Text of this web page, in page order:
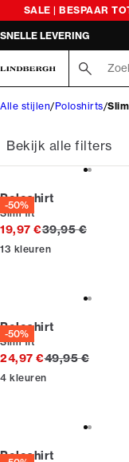
SALE | BESPAAR
SNELLE LEVERING
Alle stijlen Poloshirts
Bekijk alle filters
-50%
Poloshirt
Slim fit
19,97 €Originele prijs
39,95 €
13 kleuren
-50%
Poloshirt
Slim fit
24,97 €Originele prijs
49,95 €
4 kleuren
Poloshirt